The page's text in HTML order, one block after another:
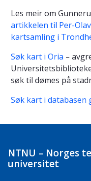
Les meir om
artikkelen til Per-
kartsamling i
Søk kart i Oria –
søk til dømes på
Søk kart i databasen
NTNU – Norges
universitet